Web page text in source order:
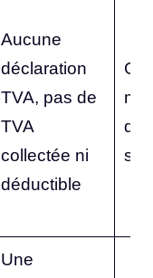
Aucune
déclaration
TVA, pas de
TVA
collectée ni
déductible
de
sur
Une